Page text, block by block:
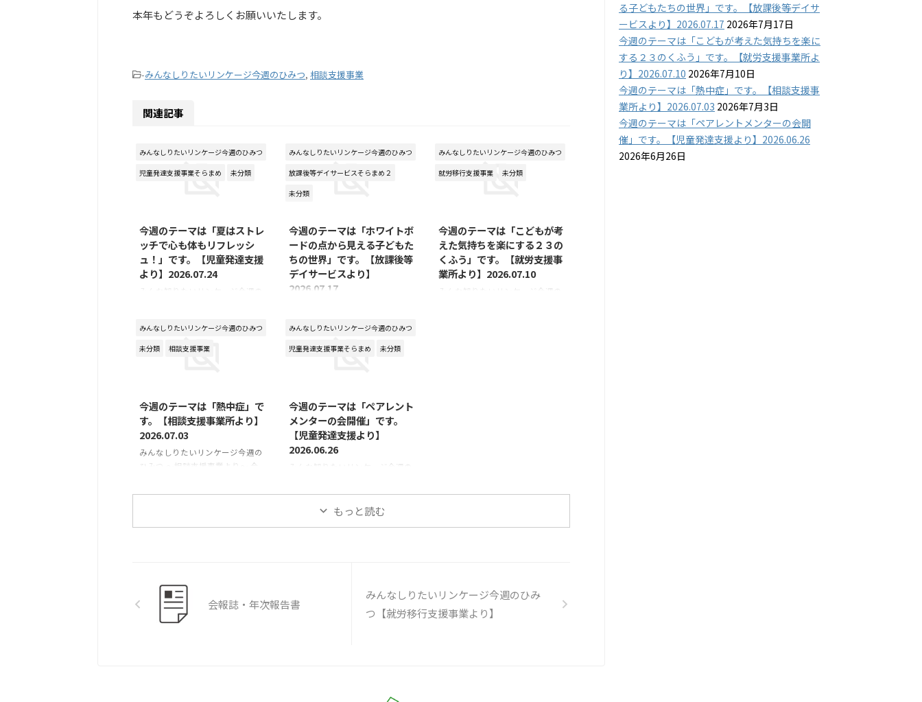
本年もどうぞよろしくお願いいたします。
-みんなしりたいリンケージ今週のひみつ, 相談支援事業
関連記事
みんなしりたいリンケージ今週のひみつ
児童発達支援事業そらまめ
未分類
今週のテーマは「夏はストレ
ッチで心も体もリフレッシ
ュ！」です。【児童発達支援
より】2026.07.24
みんな知りたいリンケージ今週の
心も体もリフレッシュ！」です。
まだ7月だというのに、毎日のよ
よね。体を動かす機会が少なくな
ると、筋肉が硬くなったり、疲れ
がたまりやすくなったりすること
があります。 児童発達支援 そら
まめ では、療育の中にストレッ
います。 ストレッチは、筋肉や関
みんなしりたいリンケージ今週のひみつ
放課後等デイサービスそらまめ２
未分類
今週のテーマは「ホワイトボ
ードの点から見える子どもた
ちの世界」です。【放課後等
デイサービスより】
2026.07.17
より～ 今回のテーマは「ホワイ
トボードの点から見える子どもた
と、「ペンの跡かな」「ただの点
だね」と思ってしまうような小さ
な印です。 ところが子どもたち
は違いました。 「流れ星みた
い！」 「虫のたまごじゃな
のを見ているはずなのに、一人 ...
みんなしりたいリンケージ今週のひみつ
就労移行支援事業
未分類
今週のテーマは「こどもが考
えた気持ちを楽にする２３の
くふう」です。【就労支援事
業所より】2026.07.10
みんな知りたいリンケージ今週の
った第5回コロナ×こどもアンケ
みんなしりたいリンケージ今週のひみつ
未分類
相談支援事業
今週のテーマは「熱中症」で
す。【相談支援事業所より】
2026.07.03
みんなしりたいリンケージ今週の
ひみつ ～相談支援事業より～ 今
さんこんにちは。今年は梅雨らし
かし今年は昨年に比べて気温が低
く、35度超えの猛暑日も6月1日の
みだったようです。 雨の日が続く
みんなしりたいリンケージ今週のひみつ
児童発達支援事業そらまめ
未分類
今週のテーマは「ペアレント
メンターの会開催」です。
【児童発達支援より】
2026.06.26
みんな知りたいリンケージ今週の
週のテーマは「ぐんまペアレント
メンターの会開催」です。 今年
「ペアレントメンターの会」を開
催いたしました。ペアレントメン
ターとは、自らも発達に気がかり
もっと読む
会報誌・年次報告書
みんなしりたいリンケージ今週のひみ
つ【就労移行支援事業より】
る子どもたちの世界」です。【放課後等デイサ
ービスより】2026.07.17 2026年7月17日
今週のテーマは「こどもが考えた気持ちを楽に
する２３のくふう」です。【就労支援事業所よ
り】2026.07.10 2026年7月10日
今週のテーマは「熱中症」です。【相談支援事
業所より】2026.07.03 2026年7月3日
今週のテーマは「ペアレントメンターの会開
催」です。【児童発達支援より】2026.06.26
2026年6月26日